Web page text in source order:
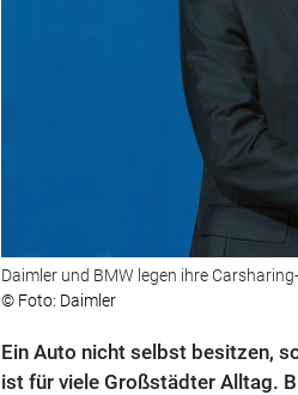
Daimler und BMW legen ihre
© Foto: Daimler
Ein Auto nicht selbst besitzen,
ist für viele Großstädter Alltag.